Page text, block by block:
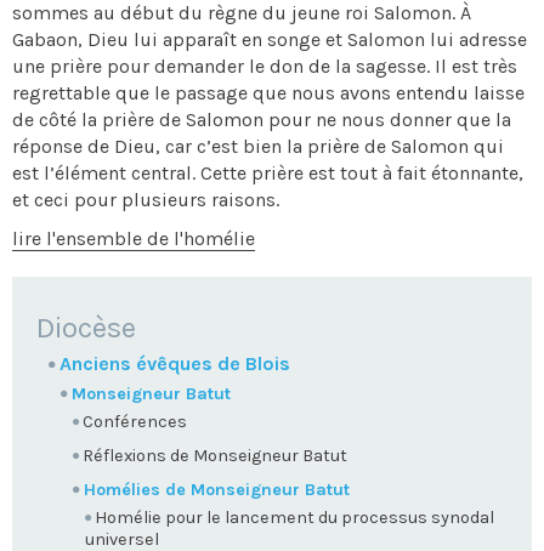
sommes au début du règne du jeune roi Salomon. À
Gabaon, Dieu lui apparaît en songe et Salomon lui adresse
une prière pour demander le don de la sagesse. Il est très
regrettable que le passage que nous avons entendu laisse
de côté la prière de Salomon pour ne nous donner que la
réponse de Dieu, car c’est bien la prière de Salomon qui
est l’élément central. Cette prière est tout à fait étonnante,
et ceci pour plusieurs raisons.
lire l'ensemble de l'homélie
NAVIGATION
Diocèse
Anciens évêques de Blois
Monseigneur Batut
Conférences
Réflexions de Monseigneur Batut
Homélies de Monseigneur Batut
Homélie pour le lancement du processus synodal
universel